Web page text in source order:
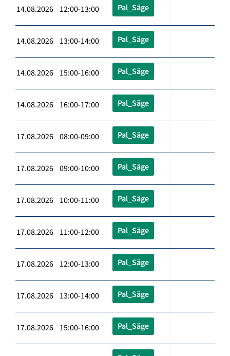
14.08.2026 12:00-13:00 Pal_Säge
14.08.2026 13:00-14:00 Pal_Säge
14.08.2026 15:00-16:00 Pal_Säge
14.08.2026 16:00-17:00 Pal_Säge
17.08.2026 08:00-09:00 Pal_Säge
17.08.2026 09:00-10:00 Pal_Säge
17.08.2026 10:00-11:00 Pal_Säge
17.08.2026 11:00-12:00 Pal_Säge
17.08.2026 12:00-13:00 Pal_Säge
17.08.2026 13:00-14:00 Pal_Säge
17.08.2026 15:00-16:00 Pal_Säge